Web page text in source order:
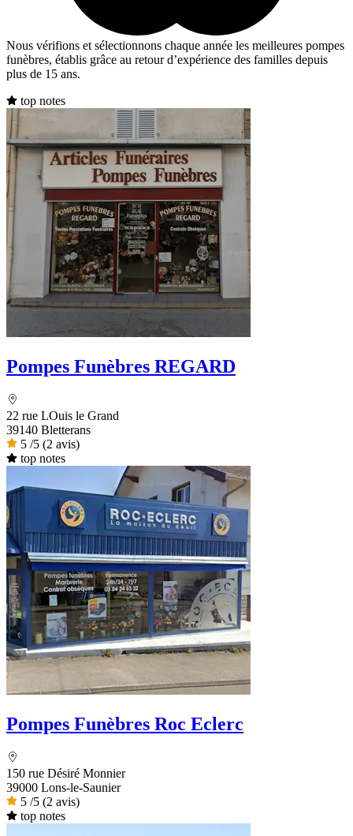
Nous vérifions et sélectionnons chaque année les meilleures pompes
funèbres, établis grâce au retour d’expérience des familles depuis
plus de 15 ans.
top notes
Pompes Funèbres REGARD
22 rue LOuis le Grand
39140 Bletterans
5 /5 (2 avis)
top notes
Pompes Funèbres Roc Eclerc
150 rue Désiré Monnier
39000 Lons-le-Saunier
5 /5 (2 avis)
top notes